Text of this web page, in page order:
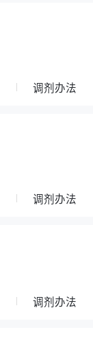
调剂办法
调剂办法
调剂办法